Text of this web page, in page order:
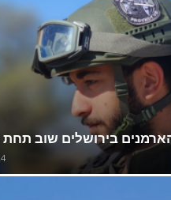
בירושלים שוב